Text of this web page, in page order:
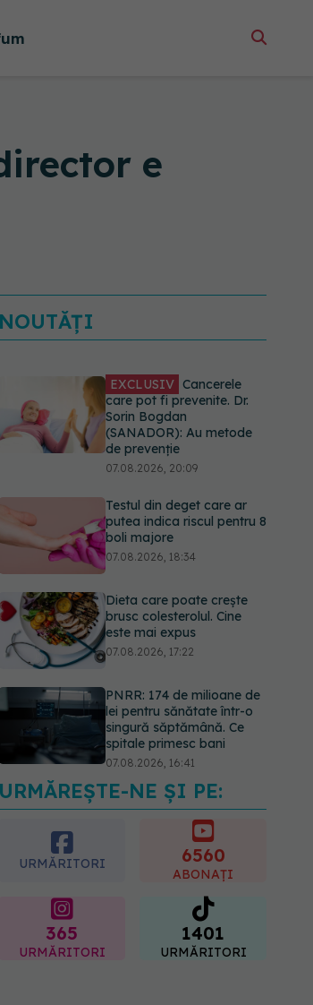
e
NOUTĂȚI
EXCLUSIV Cancerele
care pot fi prevenite. Dr.
Sorin Bogdan
(SANADOR): Au metode
de prevenție
07.08.2026, 20:09
Testul din deget care ar
putea indica riscul pentru 8
boli majore
07.08.2026, 18:34
Dieta care poate crește
brusc colesterolul. Cine
este mai expus
07.08.2026, 17:22
PNRR: 174 de milioane de
lei pentru sănătate într-o
singură săptămână. Ce
spitale primesc bani
07.08.2026, 16:41
Ce spune culoarea ta
preferată despre vârsta
pe care o ai. Care este
"codul cromatic" al
URMĂREȘTE-NE ȘI PE:
URMĂRITORI 6560
ABONAȚI
365
URMĂRITORI
1401
URMĂRITORI